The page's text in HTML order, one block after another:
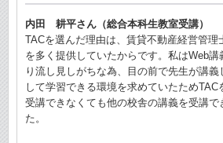
内田 耕平さん（総合本科生教室受講）
TACを選んだ理由は、賃貸不動産経営管理
を多く提供していたからです。私はWeb
り流し見しがちな為、目の前で先生が講
して学習できる環境を求めていたため
受講できなくても他の校舎の講義を受講で
た。